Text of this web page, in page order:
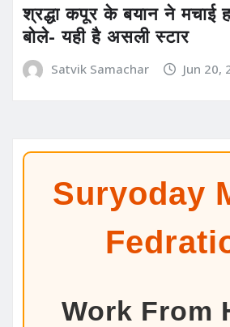
श्रद्धा कपूर के बयान ने
बोले- यही है असली स्टार
Satvik Samachar Jun 20,
Suryoday
Work From